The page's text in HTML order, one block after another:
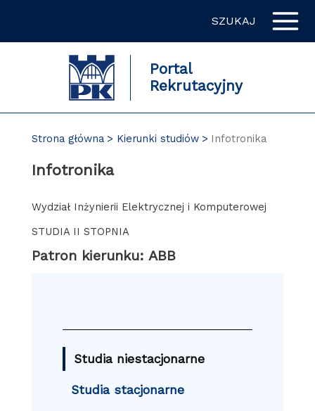
SZUKAJ
Portal
Rekrutacyjny
Strona główna Kierunki studiów Infotronika
Infotronika
Wydział Inżynierii Elektrycznej i Komputerowej
STUDIA II STOPNIA
Patron kierunku: ABB
Studia niestacjonarne
Studia stacjonarne